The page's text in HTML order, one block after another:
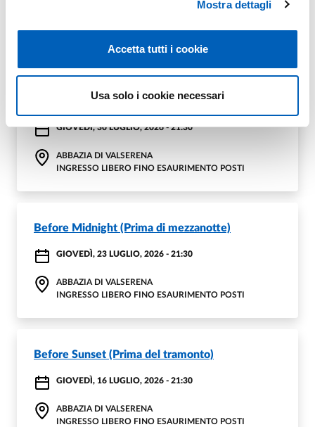
Mostra dettagli
Accetta tutti i cookie
Usa solo i cookie necessari
Eventi in questa rassegna
Call Me by Your Name
GIOVEDÌ, 30 LUGLIO, 2026 - 21:30
ABBAZIA DI VALSERENA
INGRESSO LIBERO FINO ESAURIMENTO POSTI
Before Midnight (Prima di mezzanotte)
GIOVEDÌ, 23 LUGLIO, 2026 - 21:30
ABBAZIA DI VALSERENA
INGRESSO LIBERO FINO ESAURIMENTO POSTI
Before Sunset (Prima del tramonto)
GIOVEDÌ, 16 LUGLIO, 2026 - 21:30
ABBAZIA DI VALSERENA
INGRESSO LIBERO FINO ESAURIMENTO POSTI